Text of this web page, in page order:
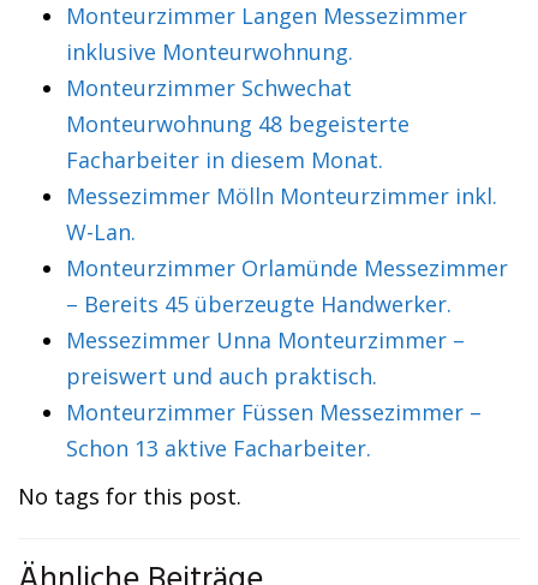
Monteurzimmer Langen Messezimmer
inklusive Monteurwohnung.
Monteurzimmer Schwechat
Monteurwohnung 48 begeisterte
Facharbeiter in diesem Monat.
Messezimmer Mölln Monteurzimmer inkl.
W-Lan.
Monteurzimmer Orlamünde Messezimmer
– Bereits 45 überzeugte Handwerker.
Messezimmer Unna Monteurzimmer –
preiswert und auch praktisch.
Monteurzimmer Füssen Messezimmer –
Schon 13 aktive Facharbeiter.
No tags for this post.